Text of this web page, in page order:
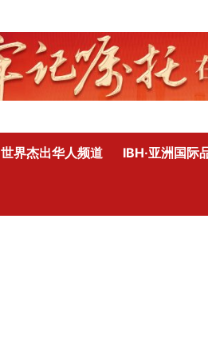
世界杰出华人频道 IBH·亚洲国际